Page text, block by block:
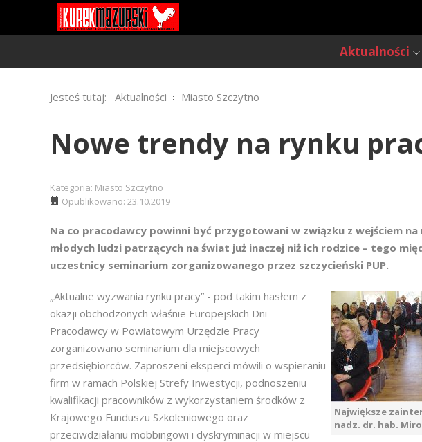
Aktualności
Jesteś tutaj: Aktualności Miasto Szczytno
Nowe trendy na rynku
Kategoria: Miasto Szczytno
Opublikowano: 23.10.2019
Na co pracodawcy powinni być przygotowani w związku z wejściem
młodych ludzi patrzących na świat już inaczej niż ich rodzice – tego
uczestnicy seminarium zorganizowanego przez szczycieński PUP.
Największe
nadz. dr. hab.
„Aktualne wyzwania rynku pracy” - pod takim hasłem z
okazji obchodzonych właśnie Europejskich Dni
Pracodawcy w Powiatowym Urzędzie Pracy
zorganizowano seminarium dla miejscowych
przedsiębiorców. Zaproszeni eksperci mówili o wspieraniu
firm w ramach Polskiej Strefy Inwestycji, podnoszeniu
kwalifikacji pracowników z wykorzystaniem środków z
Krajowego Funduszu Szkoleniowego oraz
przeciwdziałaniu mobbingowi i dyskryminacji w miejscu